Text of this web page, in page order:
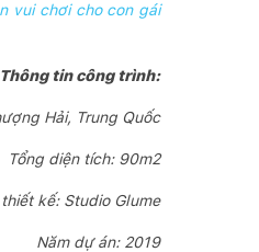
vui chơi cho con gái
Thông tin công trình:
Hải, Trung Quốc
Tổng diện tích: 90m2
kế: Studio Glume
Năm dự án: 2019